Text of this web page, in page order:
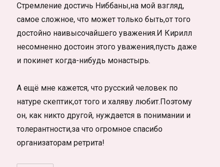
Стремление достичь Ниббаны,на мой взгляд,
самое сложное, что может только быть,от того
достойно наивысочайшего уважения.И Кирилл
несомненно достоин этого уважения,пусть даже
и покинет когда-нибудь монастырь.
А ещё мне кажется, что русский человек по
натуре скептик,от того и халяву любит.Поэтому
он, как никто другой, нуждается в понимании и
толерантности,за что огромное спасибо
организаторам ретрита!